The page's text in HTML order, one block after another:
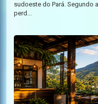
sudoeste do Pará. Segundo
perd...